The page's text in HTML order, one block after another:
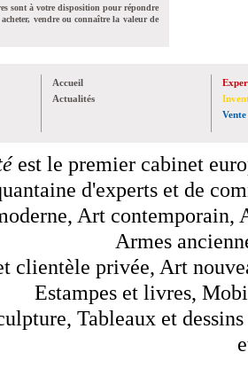
sont à votre disposition pour répondre
vendre ou connaître la valeur de
Accueil
Actualités
Vente
est le premier cabinet
d'experts et de
Art contemporain,
Armes
clientèle privée, Art
Estampes et livres,
Tableaux et